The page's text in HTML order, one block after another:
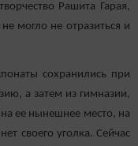
Рашита Гарая,
могло не отразиться и
сохранились при
а затем из гимназии,
ее нынешнее место, на
своего уголка. Сейчас